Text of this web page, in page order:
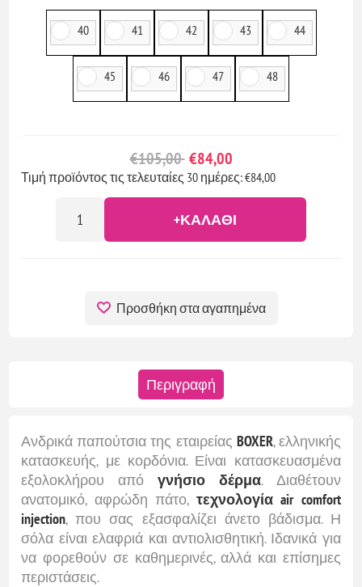
40 41 42 43 44
45 46 47 48
€105,00 €84,00
Τιμή προϊόντος τις τελευταίες 30 ημέρες: €84,00
+ΚΑΛΆΘΙ
Προσθήκη στα αγαπημένα
Περιγραφή
Ανδρικά παπούτσια της εταιρείας BOXER, ελληνικής
κατασκευής, με κορδόνια. Είναι κατασκευασμένα
εξολοκλήρου από γνήσιο δέρμα. Διαθέτουν
ανατομικό, αφρώδη πάτο, τεχνολογία air comfort
injection, που σας εξασφαλίζει άνετο βάδισμα. Η
σόλα είναι ελαφριά και αντιολισθητική. Ιδανικά για
να φορεθούν σε καθημερινές, αλλά και επίσημες
περιστάσεις.